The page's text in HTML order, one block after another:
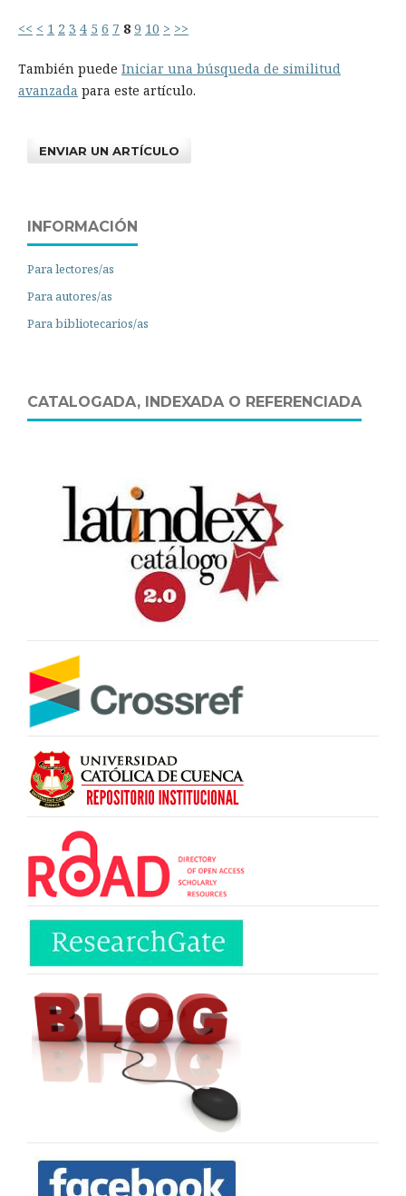
<< < 1 2 3 4 5 6 7 8 9 10 > >>
También puede Iniciar una búsqueda de similitud
avanzada para este artículo.
ENVIAR UN ARTÍCULO
INFORMACIÓN
Para lectores/as
Para autores/as
Para bibliotecarios/as
CATALOGADA, INDEXADA O REFERENCIADA